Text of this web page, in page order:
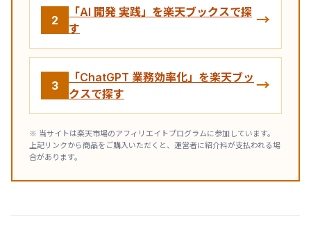
2
「AI 開発 実践」を楽天ブックスで探
す
→
3
「ChatGPT 業務効率化」を楽天ブッ
クスで探す
→
※ 当サイトは楽天市場のアフィリエイトプログラムに参加しています。
上記リンクから商品をご購入いただくと、運営者に紹介料が支払われる場
合があります。